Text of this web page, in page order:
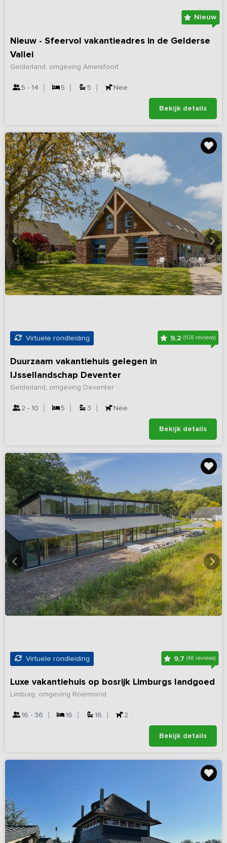
Nieuw
Nieuw - Sfeervol vakantieadres in de Gelderse
Vallei
Gelderland, omgeving Amersfoort
5 - 14 5 5 Nee
Bekijk details
Virtuele rondleiding 9,2 (108 reviews)
Duurzaam vakantiehuis gelegen in
IJssellandschap Deventer
Gelderland, omgeving Deventer
2 - 10 5 3 Nee
Bekijk details
Virtuele rondleiding 9,7(48 reviews)
Luxe vakantiehuis op bosrijk Limburgs landgoed
Limburg, omgeving Roermond
16 - 36 16 16 2
Bekijk details